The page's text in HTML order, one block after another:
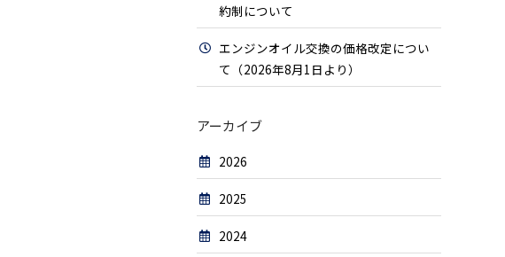
約制について
エンジンオイル交換の価格改定につい
て（2026年8月1日より）
アーカイブ
2026
2025
2024